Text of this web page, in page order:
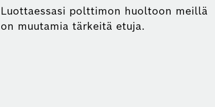
Luottaessasi polttimon huoltoon meillä
on muutamia tärkeitä etuja.